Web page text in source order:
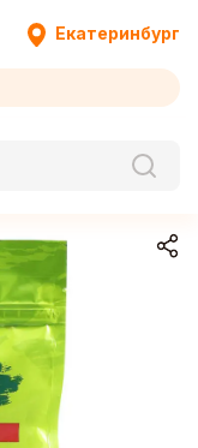
Екатеринбург